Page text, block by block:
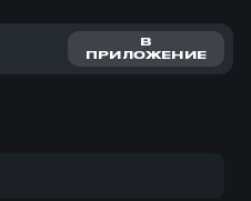
В
ПРИЛОЖЕНИЕ